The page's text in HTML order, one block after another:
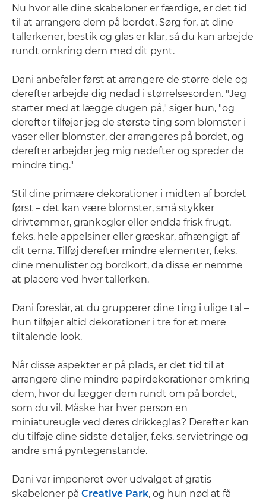
Nu hvor alle dine skabeloner er færdige, er det tid
til at arrangere dem på bordet. Sørg for, at dine
tallerkener, bestik og glas er klar, så du kan arbejde
rundt omkring dem med dit pynt.
Dani anbefaler først at arrangere de større dele og
derefter arbejde dig nedad i størrelsesorden. "Jeg
starter med at lægge dugen på," siger hun, "og
derefter tilføjer jeg de største ting som blomster i
vaser eller blomster, der arrangeres på bordet, og
derefter arbejder jeg mig nedefter og spreder de
mindre ting."
Stil dine primære dekorationer i midten af bordet
først – det kan være blomster, små stykker
drivtømmer, grankogler eller endda frisk frugt,
f.eks. hele appelsiner eller græskar, afhængigt af
dit tema. Tilføj derefter mindre elementer, f.eks.
dine menulister og bordkort, da disse er nemme
at placere ved hver tallerken.
Dani foreslår, at du grupperer dine ting i ulige tal –
hun tilføjer altid dekorationer i tre for et mere
tiltalende look.
Når disse aspekter er på plads, er det tid til at
arrangere dine mindre papirdekorationer omkring
dem, hvor du lægger dem rundt om på bordet,
som du vil. Måske har hver person en
miniatureugle ved deres drikkeglas? Derefter kan
du tilføje dine sidste detaljer, f.eks. servietringe og
andre små pyntegenstande.
Dani var imponeret over udvalget af gratis
skabeloner på Creative Park, og hun nød at få